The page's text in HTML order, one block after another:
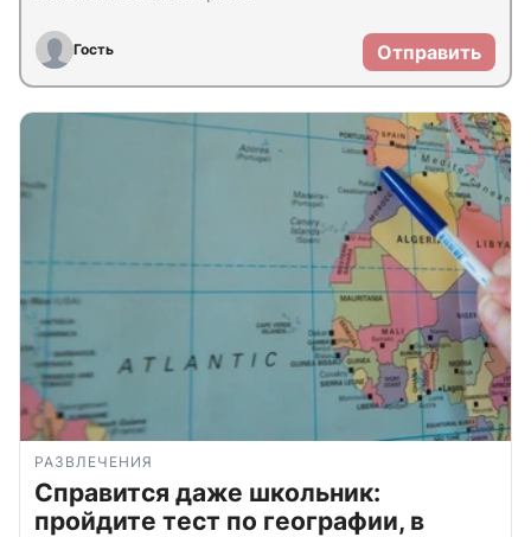
Гость Отправить
РАЗВЛЕЧЕНИЯ
Справится даже школьник:
пройдите тест по географии, в